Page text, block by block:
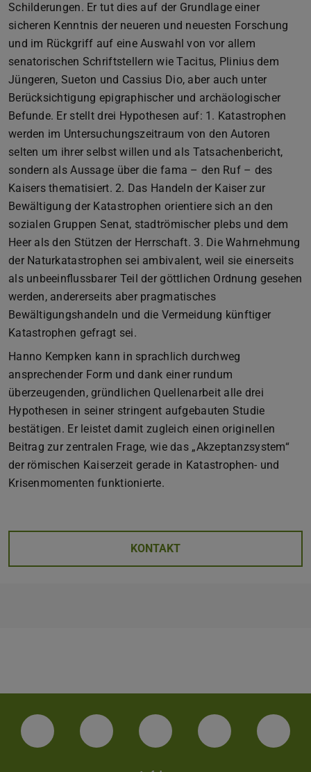
Schilderungen. Er tut dies auf der Grundlage einer
sicheren Kenntnis der neueren und neuesten Forschung
und im Rückgriff auf eine Auswahl von vor allem
senatorischen Schriftstellern wie Tacitus, Plinius dem
Jüngeren, Sueton und Cassius Dio, aber auch unter
Berücksichtigung epigraphischer und archäologischer
Befunde. Er stellt drei Hypothesen auf: 1. Katastrophen
werden im Untersuchungszeitraum von den Autoren
selten um ihrer selbst willen und als Tatsachenbericht,
sondern als Aussage über die fama – den Ruf – des
Kaisers thematisiert. 2. Das Handeln der Kaiser zur
Bewältigung der Katastrophen orientiere sich an den
sozialen Gruppen Senat, stadtrömischer plebs und dem
Heer als den Stützen der Herrschaft. 3. Die Wahrnehmung
der Naturkatastrophen sei ambivalent, weil sie einerseits
als unbeeinflussbarer Teil der göttlichen Ordnung gesehen
werden, andererseits aber pragmatisches
Bewältigungshandeln und die Vermeidung künftiger
Katastrophen gefragt sei.
Hanno Kempken kann in sprachlich durchweg
ansprechender Form und dank einer rundum
überzeugenden, gründlichen Quellenarbeit alle drei
Hypothesen in seiner stringent aufgebauten Studie
bestätigen. Er leistet damit zugleich einen originellen
Beitrag zur zentralen Frage, wie das „Akzeptanzsystem“
der römischen Kaiserzeit gerade in Katastrophen- und
Krisenmomenten funktionierte.
KONTAKT
Facebook Instagram TikTok Bluesky